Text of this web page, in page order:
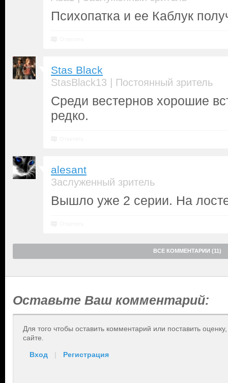
Психопатка и ее Каблук
Stas Black
StasBlack13 | Постоянный зритель
Среди вестернов хорошие
редко.
alesant
Заслуженный зритель
Вышло уже 2 серии. На
ВСЕ КОММЕНТАРИИ (11)
Оставьте Ваш комментарий:
Для того чтобы оставить комментарий или поставить
сайте.
Вход | Регистрация